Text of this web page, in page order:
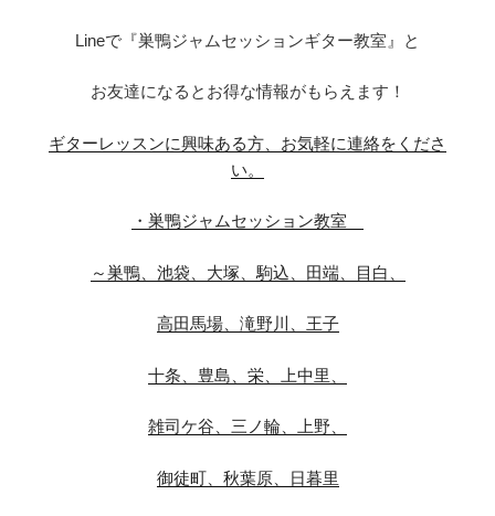
Lineで『巣鴨ジャムセッションギター教室』と
お友達になるとお得な情報がもらえます！
ギターレッスンに興味ある方、お気軽に連絡をくださ
い。
・巣鴨ジャムセッション教室
～巣鴨、池袋、大塚、駒込、田端、目白、
高田馬場、滝野川、王子
十条、豊島、栄、上中里、
雑司ケ谷、三ノ輪、上野、
御徒町、秋葉原、日暮里